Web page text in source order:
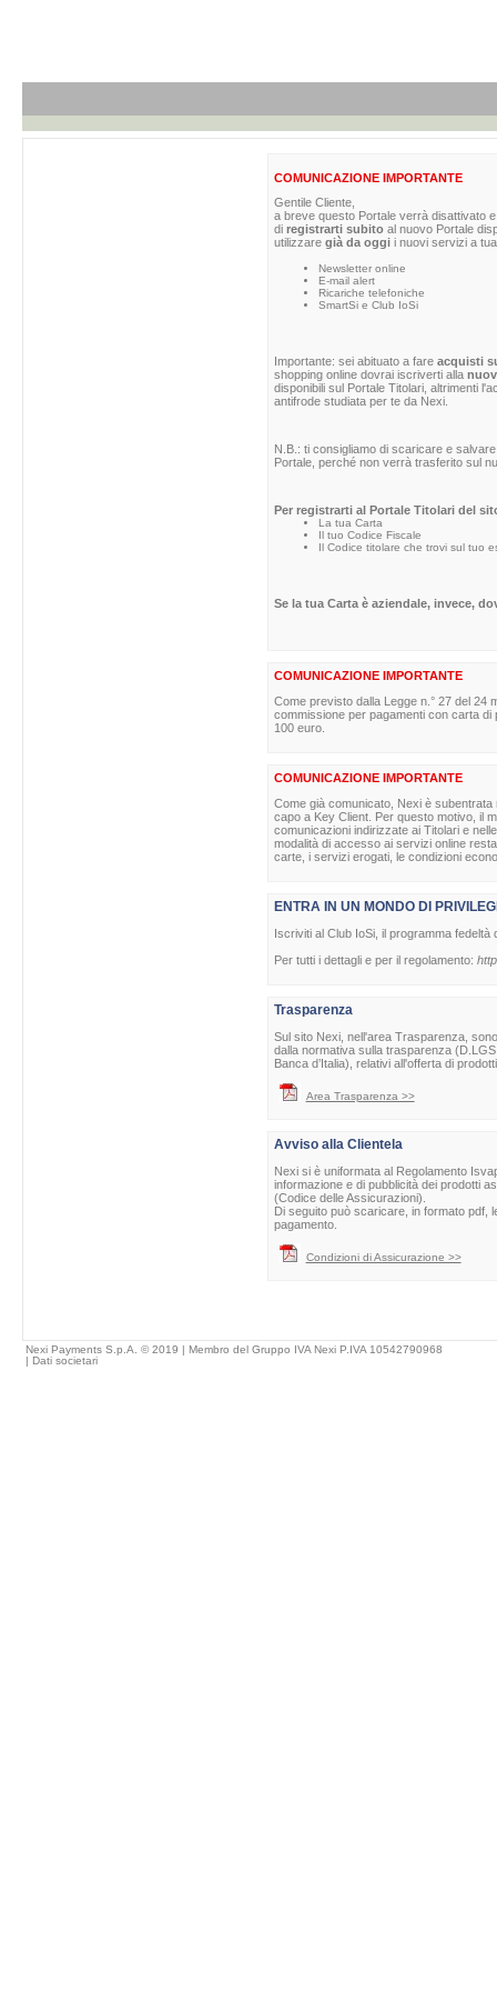
COMUNICAZIONE IMPORTANTE
Gentile Cliente,
a breve questo Portale verrà disattivato
diregistrarti subitoal nuovo Portale
utilizzare già da oggii nuovi servizi a
Newsletter online
E-mail alert
Ricariche telefoniche
SmartSi e Club IoSi
Importante: sei abituato a fare acquisti
shopping online dovrai iscriverti alla
disponibili sul Portale Titolari, altrimenti
antifrode studiata per te da Nexi.
N.B.: ti consigliamo di scaricare e
Portale, perché non verrà trasferito sul
Per registrarti al Portale Titolari del
La tua Carta
Il tuo Codice Fiscale
Il Codice titolare che trovi sul tuo
Se la tua Carta è aziendale, invece,
COMUNICAZIONE IMPORTANTE
Come previsto dalla Legge n.° 27 del 24
commissione per pagamenti con carta
100 euro.
COMUNICAZIONE IMPORTANTE
Come già comunicato, Nexi è
capo a Key Client. Per questo motivo, il
comunicazioni indirizzate ai Titolari e
modalità di accesso ai servizi online
carte, i servizi erogati, le condizioni
ENTRA IN UN MONDO DI
Iscriviti al Club IoSi, il programma
Per tutti i dettagli e per il regolamento:
Trasparenza
Sul sito Nexi, nell'area Trasparenza,
dalla normativa sulla trasparenza
Banca d’Italia), relativi all'offerta di
Area Trasparenza >>
Avviso alla Clientela
Nexi si è uniformata al Regolamento
informazione e di pubblicità dei prodotti
(Codice delle Assicurazioni).
Di seguito può scaricare, in formato pdf,
pagamento.
Condizioni di Assicurazione >>
Nexi Payments S.p.A. © 2019 | Membro del Gruppo IVA Nexi P.IVA 10542790968
| Dati societari